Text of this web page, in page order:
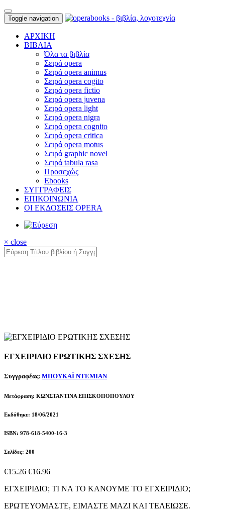
Toggle navigation
ΑΡΧΙΚΗ
ΒΙΒΛΙΑ
Όλα τα βιβλία
Σειρά opera
Σειρά opera animus
Σειρά opera cogito
Σειρά opera fictio
Σειρά opera juvena
Σειρά opera light
Σειρά opera nigra
Σειρά opera cognito
Σειρά opera critica
Σειρά opera motus
Σειρά graphic novel
Σειρά tabula rasa
Προσεχώς
Ebooks
ΣΥΓΓΡΑΦΕΙΣ
ΕΠΙΚΟΙΝΩΝΙΑ
ΟΙ ΕΚΔΟΣΕΙΣ OPERA
× close
ΕΓΧΕΙΡΙΔΙΟ ΕΡΩΤΙΚΗΣ ΣΧΕΣΗΣ
Συγγραφέας: ΜΠΟΥΚΑΪ ΝΤΕΜΙΑΝ
Μετάφραση: ΚΩΝΣΤΑΝΤΙΝΑ ΕΠΙΣΚΟΠΟΠΟΥΛΟΥ
Εκδόθηκε: 18/06/2021
ISBN: 978-618-5400-16-3
Σελίδες: 200
€15.26 €16.96
ΕΓΧΕΙΡΙΔΙΟ; ΤΙ ΝΑ ΤΟ ΚΑΝΟΥΜΕ ΤΟ ΕΓΧΕΙΡΙΔΙΟ;
ΕΡΩΤΕΥΟΜΑΣΤΕ, ΕΙΜΑΣΤΕ ΜΑΖΙ ΚΑΙ ΤΕΛΕΙΩΣΕ.